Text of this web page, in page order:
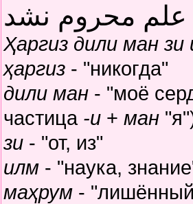
محروم نشد
Ҳаргиз дили ман
ҳаргиз - "никогда"
дили ман - "моё
частица -и + ман
зи - "от, из"
илм - "наука,
маҳрум -